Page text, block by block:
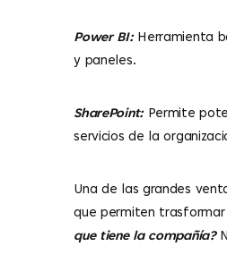
Power BI:Herramienta
y paneles.
SharePoint:Permite
servicios de la
Una de las grandes
que permiten
que tiene la compañía?